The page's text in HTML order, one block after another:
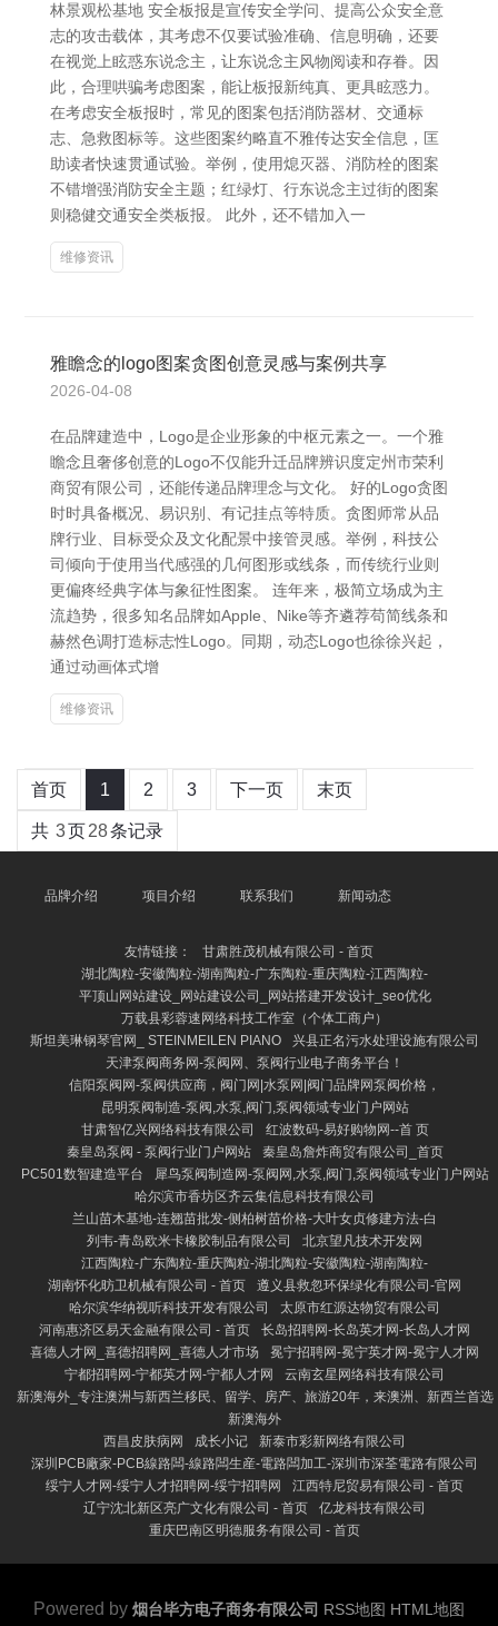
林景观松基地 安全板报是宣传安全学问、提高公众安全意
志的攻击载体，其考虑不仅要试验准确、信息明确，还要
在视觉上眩惑东说念主，让东说念主风物阅读和存眷。因
此，合理哄骗考虑图案，能让板报新纯真、更具眩惑力。
在考虑安全板报时，常见的图案包括消防器材、交通标
志、急救图标等。这些图案约略直不雅传达安全信息，匡
助读者快速贯通试验。举例，使用熄灭器、消防栓的图案
不错增强消防安全主题；红绿灯、行东说念主过街的图案
则稳健交通安全类板报。 此外，还不错加入一
维修资讯
雅瞻念的logo图案贪图创意灵感与案例共享
2026-04-08
在品牌建造中，Logo是企业形象的中枢元素之一。一个雅
瞻念且奢侈创意的Logo不仅能升迁品牌辨识度定州市荣利
商贸有限公司，还能传递品牌理念与文化。 好的Logo贪图
时时具备概况、易识别、有记挂点等特质。贪图师常从品
牌行业、目标受众及文化配景中接管灵感。举例，科技公
司倾向于使用当代感强的几何图形或线条，而传统行业则
更偏疼经典字体与象征性图案。 连年来，极简立场成为主
流趋势，很多知名品牌如Apple、Nike等齐遴荐苟简线条和
赫然色调打造标志性Logo。同期，动态Logo也徐徐兴起，
通过动画体式增
维修资讯
首页 1 2 3 下一页 末页
共 3页28条记录
品牌介绍 项目介绍 联系我们 新闻动态
友情链接：
甘肃胜茂机械有限公司 - 首页
湖北陶粒-安徽陶粒-湖南陶粒-广东陶粒-重庆陶粒-江西陶粒-
平顶山网站建设_网站建设公司_网站搭建开发设计_seo优化
万载县彩蓉速网络科技工作室（个体工商户）
斯坦美琳钢琴官网_ STEINMEILEN PIANO
兴县正名污水处理设施有限公司
天津泵阀商务网-泵阀网、泵阀行业电子商务平台！
信阳泵阀网-泵阀供应商，阀门网|水泵网|阀门品牌网泵阀价格，
昆明泵阀制造-泵阀,水泵,阀门,泵阀领域专业门户网站
甘肃智亿兴网络科技有限公司
红波数码-易好购物网--首 页
秦皇岛泵阀 - 泵阀行业门户网站
秦皇岛詹炸商贸有限公司_首页
PC501数智建造平台
犀鸟泵阀制造网-泵阀网,水泵,阀门,泵阀领域专业门户网站
哈尔滨市香坊区齐云集信息科技有限公司
兰山苗木基地-连翘苗批发-侧柏树苗价格-大叶女贞修建方法-白
列韦-青岛欧米卡橡胶制品有限公司
北京望凡技术开发网
江西陶粒-广东陶粒-重庆陶粒-湖北陶粒-安徽陶粒-湖南陶粒-
湖南怀化昉卫机械有限公司 - 首页
遵义县救忽环保绿化有限公司-官网
哈尔滨华纳视听科技开发有限公司
太原市红源达物贸有限公司
河南惠济区易天金融有限公司 - 首页
长岛招聘网-长岛英才网-长岛人才网
喜德人才网_喜德招聘网_喜德人才市场
冕宁招聘网-冕宁英才网-冕宁人才网
宁都招聘网-宁都英才网-宁都人才网
云南玄星网络科技有限公司
新澳海外_专注澳洲与新西兰移民、留学、房产、旅游20年，来澳洲、新西兰首选
新澳海外
西昌皮肤病网
成长小记
新泰市彩新网络有限公司
深圳PCB廠家-PCB線路闆-線路闆生産-電路闆加工-深圳市深荃電路有限公司
绥宁人才网-绥宁人才招聘网-绥宁招聘网
江西特尼贸易有限公司 - 首页
辽宁沈北新区亮广文化有限公司 - 首页
亿龙科技有限公司
重庆巴南区明德服务有限公司 - 首页
Powered by 烟台毕方电子商务有限公司 RSS地图 HTML地图